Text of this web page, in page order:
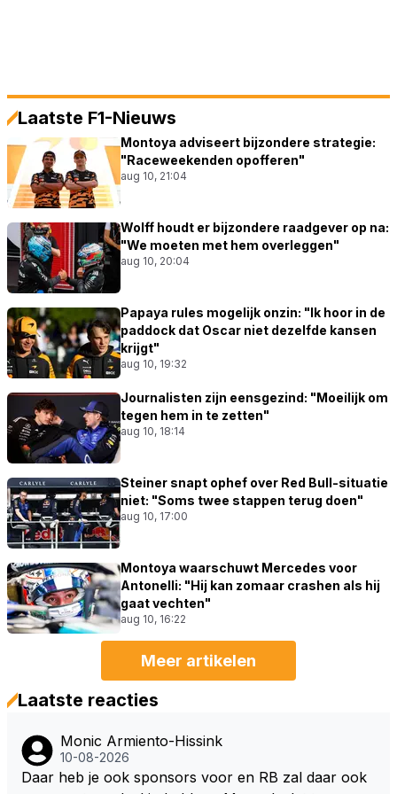
Laatste F1-Nieuws
Montoya adviseert bijzondere strategie:
"Raceweekenden opofferen"
aug 10, 21:04
Wolff houdt er bijzondere raadgever op na:
"We moeten met hem overleggen"
aug 10, 20:04
Papaya rules mogelijk onzin: "Ik hoor in de
paddock dat Oscar niet dezelfde kansen
krijgt"
aug 10, 19:32
Journalisten zijn eensgezind: "Moeilijk om
tegen hem in te zetten"
aug 10, 18:14
Steiner snapt ophef over Red Bull-situatie
niet: "Soms twee stappen terug doen"
aug 10, 17:00
Montoya waarschuwt Mercedes voor
Antonelli: "Hij kan zomaar crashen als hij
gaat vechten"
aug 10, 16:22
Meer artikelen
Laatste reacties
Monic Armiento-Hissink
10-08-2026
Daar heb je ook sponsors voor en RB zal daar ook